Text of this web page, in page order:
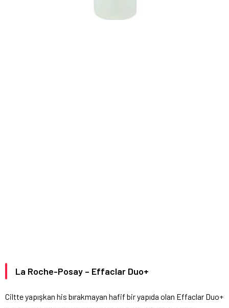
La Roche-Posay – Effaclar Duo+
Ciltte yapışkan his bırakmayan hafif bir yapıda olan Effaclar Duo+